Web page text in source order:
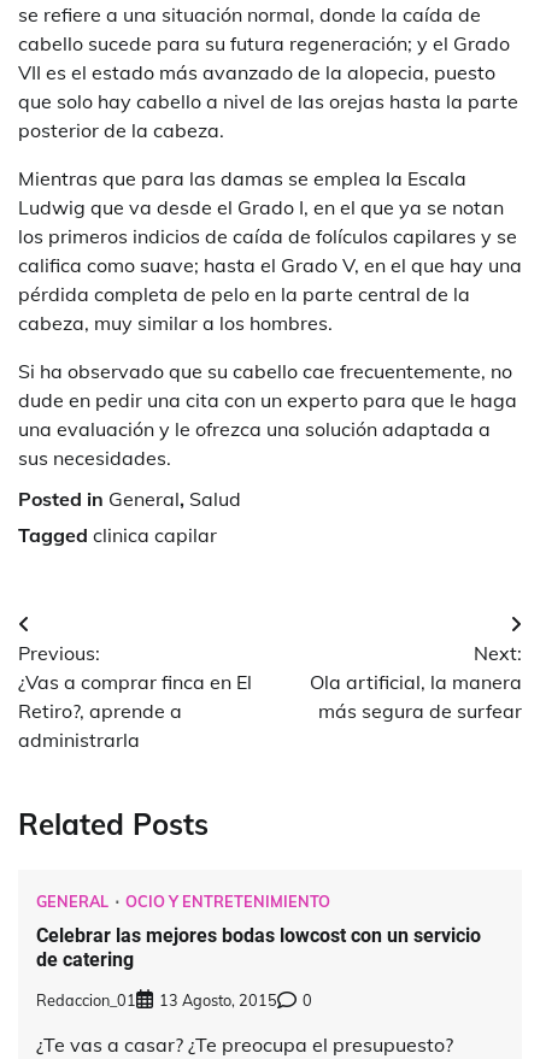
se refiere a una situación normal, donde la caída de
cabello sucede para su futura regeneración; y el Grado
VII es el estado más avanzado de la alopecia, puesto
que solo hay cabello a nivel de las orejas hasta la parte
posterior de la cabeza.
Mientras que para las damas se emplea la Escala
Ludwig que va desde el Grado I, en el que ya se notan
los primeros indicios de caída de folículos capilares y se
califica como suave; hasta el Grado V, en el que hay una
pérdida completa de pelo en la parte central de la
cabeza, muy similar a los hombres.
Si ha observado que su cabello cae frecuentemente, no
dude en pedir una cita con un experto para que le haga
una evaluación y le ofrezca una solución adaptada a
sus necesidades.
Posted in General, Salud
Tagged clinica capilar
Navegación
de
entradas
Previous:
¿Vas a comprar finca en El
Retiro?, aprende a
administrarla
Next:
Ola artificial, la manera
más segura de surfear
Related Posts
GENERAL OCIO Y ENTRETENIMIENTO
Celebrar las mejores bodas lowcost con un servicio
de catering
Redaccion_01 13 Agosto, 2015 0
¿Te vas a casar? ¿Te preocupa el presupuesto?